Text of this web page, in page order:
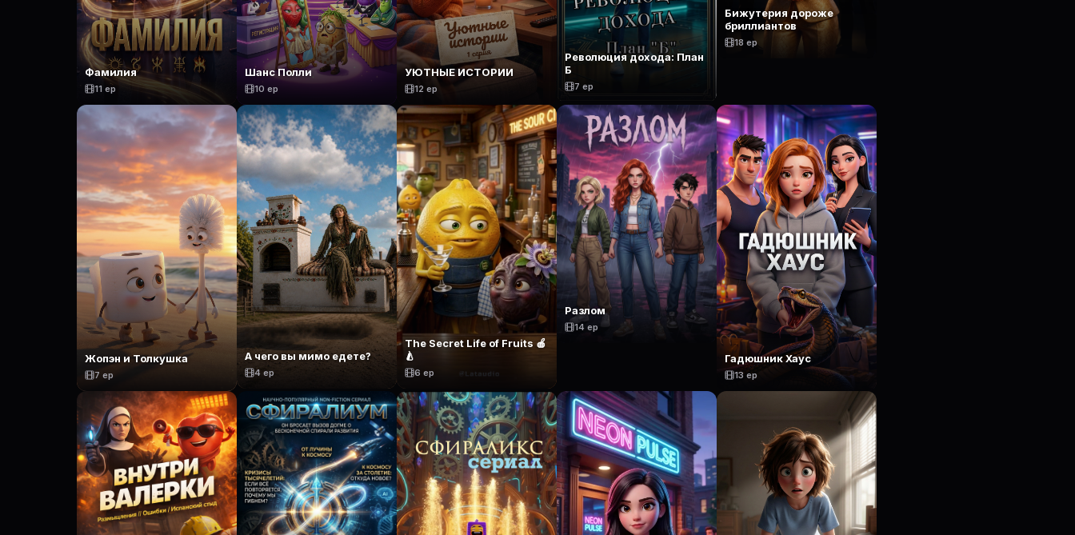
Фамилия
11 ep
Шанс Полли
10 ep
УЮТНЫЕ ИСТОРИИ
12 ep
Революция дохода: План
Б
7 ep
Бижутерия дороже
бриллиантов
18 ep
Жопэн и Толкушка
7 ep
А чего вы мимо едете?
4 ep
The Secret Life of Fruits 🍎
🍐
6 ep
Разлом
14 ep
Гадюшник Хаус
13 ep